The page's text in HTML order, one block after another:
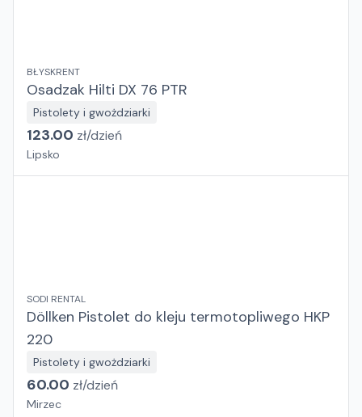
BŁYSKRENT
Osadzak Hilti DX 76 PTR
Pistolety i gwożdziarki
123.00 zł/dzień
Lipsko
SODI RENTAL
Döllken Pistolet do kleju termotopliwego HKP
220
Pistolety i gwożdziarki
60.00 zł/dzień
Mirzec